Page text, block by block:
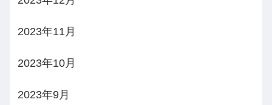
2023年11月
2023年10月
2023年9月